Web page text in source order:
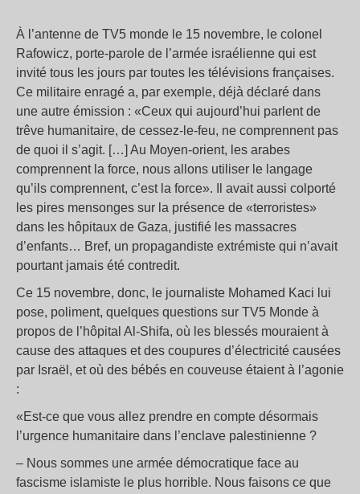
À l’antenne de TV5 monde le 15 novembre, le colonel
Rafowicz, porte-parole de l’armée israélienne qui est
invité tous les jours par toutes les télévisions françaises.
Ce militaire enragé a, par exemple, déjà déclaré dans
une autre émission : «Ceux qui aujourd’hui parlent de
trêve humanitaire, de cessez-le-feu, ne comprennent pas
de quoi il s’agit. […] Au Moyen-orient, les arabes
comprennent la force, nous allons utiliser le langage
qu’ils comprennent, c’est la force». Il avait aussi colporté
les pires mensonges sur la présence de «terroristes»
dans les hôpitaux de Gaza, justifié les massacres
d’enfants… Bref, un propagandiste extrémiste qui n’avait
pourtant jamais été contredit.
Ce 15 novembre, donc, le journaliste Mohamed Kaci lui
pose, poliment, quelques questions sur TV5 Monde à
propos de l’hôpital Al-Shifa, où les blessés mouraient à
cause des attaques et des coupures d’électricité causées
par Israël, et où des bébés en couveuse étaient à l’agonie
:
«Est-ce que vous allez prendre en compte désormais
l’urgence humanitaire dans l’enclave palestinienne ?
– Nous sommes une armée démocratique face au
fascisme islamiste le plus horrible. Nous faisons ce que